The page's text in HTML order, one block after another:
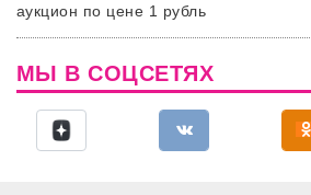
аукцион по цене 1 рубль
МЫ В СОЦСЕТЯХ